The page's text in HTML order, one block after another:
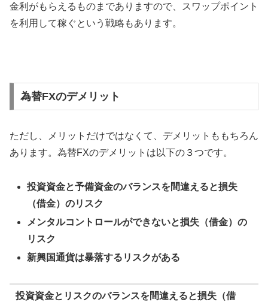
金利がもらえるものまでありますので、スワップポイント
を利用して稼ぐという戦略もあります。
為替FXのデメリット
ただし、メリットだけではなくて、デメリットももちろん
あります。為替FXのデメリットは以下の３つです。
投資資金と予備資金のバランスを間違えると損失
（借金）のリスク
メンタルコントロールができないと損失（借金）の
リスク
新興国通貨は暴落するリスクがある
投資資金とリスクのバランスを間違えると損失（借